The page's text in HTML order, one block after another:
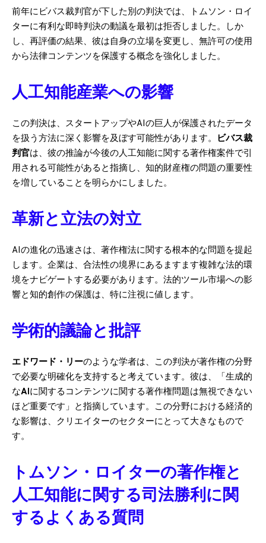
前年にビバス裁判官が下した別の判決では、トムソン・ロイ
ターに有利な即時判決の動議を最初は拒否しました。しか
し、再評価の結果、彼は自身の立場を変更し、無許可の使用
から法律コンテンツを保護する概念を強化しました。
人工知能産業への影響
この判決は、スタートアップやAIの巨人が保護されたデータ
を扱う方法に深く影響を及ぼす可能性があります。
ビバス裁
判官は、彼の推論が今後の人工知能に関する著作権案件で引
用される可能性があると指摘し、知的財産権の問題の重要性
を増していることを明らかにしました。
革新と立法の対立
AIの進化の迅速さは、著作権法に関する根本的な問題を提起
します。企業は、合法性の境界にあるますます複雑な法的環
境をナビゲートする必要があります。法的ツール市場への影
響と知的創作の保護は、特に注視に値します。
学術的議論と批評
エドワード・リーのような学者は、この判決が著作権の分野
で必要な明確化を支持すると考えています。彼は、「生成的
なAIに関するコンテンツに関する著作権問題は無視できない
ほど重要です」と指摘しています。この分野における経済的
な影響は、クリエイターのセクターにとって大きなもので
す。
トムソン・ロイターの著作権と
人工知能に関する司法勝利に関
するよくある質問